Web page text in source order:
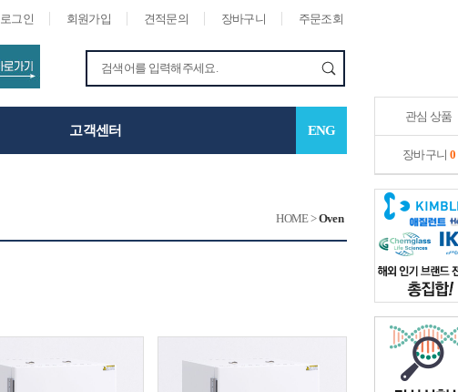
로그인 회원가입 견적문의 장바구니 주문조회
관심 상품
장바구니 0
고객센터 ENG
HOME>Oven